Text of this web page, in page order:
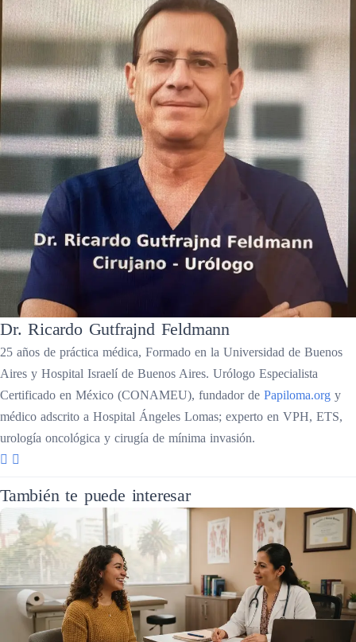
Dr. Ricardo Gutfrajnd Feldmann
25 años de práctica médica, Formado en la Universidad de Buenos
Aires y Hospital Israelí de Buenos Aires. Urólogo Especialista
Certificado en México (CONAMEU), fundador de Papiloma.org y
médico adscrito a Hospital Ángeles Lomas; experto en VPH, ETS,
urología oncológica y cirugía de mínima invasión.
También te puede interesar